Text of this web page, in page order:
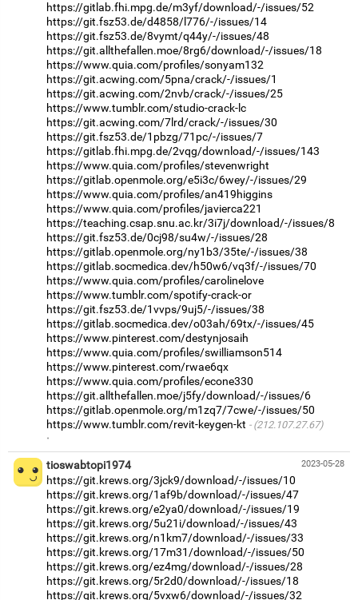
https://gitlab.fhi.mpg.de/m3yf/download/-/issues/52
https://git.fsz53.de/d4858/l776/-/issues/14
https://git.fsz53.de/8vymt/q44y/-/issues/48
https://git.allthefallen.moe/8rg6/download/-/issues/18
https://www.quia.com/profiles/sonyam132
https://git.acwing.com/5pna/crack/-/issues/1
https://git.acwing.com/2nvb/crack/-/issues/25
https://www.tumblr.com/studio-crack-lc
https://git.acwing.com/7lrd/crack/-/issues/30
https://git.fsz53.de/1pbzg/71pc/-/issues/7
https://gitlab.fhi.mpg.de/2vqg/download/-/issues/143
https://www.quia.com/profiles/stevenwright
https://gitlab.openmole.org/e5i3c/6wey/-/issues/29
https://www.quia.com/profiles/an419higgins
https://www.quia.com/profiles/javierca221
https://teaching.csap.snu.ac.kr/3i7j/download/-/issues/8
https://git.fsz53.de/0cj98/su4w/-/issues/28
https://gitlab.openmole.org/ny1b3/35te/-/issues/38
https://gitlab.socmedica.dev/h50w6/vq3f/-/issues/70
https://www.quia.com/profiles/carolinelove
https://www.tumblr.com/spotify-crack-or
https://git.fsz53.de/1vvps/9uj5/-/issues/38
https://gitlab.socmedica.dev/o03ah/69tx/-/issues/45
https://www.pinterest.com/destynjosaih
https://www.quia.com/profiles/swilliamson514
https://www.pinterest.com/rwae6qx
https://www.quia.com/profiles/econe330
https://git.allthefallen.moe/j5fy/download/-/issues/6
https://gitlab.openmole.org/m1zq7/7cwe/-/issues/50
https://www.tumblr.com/revit-keygen-kt
(212.107.27.67)
·
2023-05-28
tioswabtopi1974
https://git.krews.org/3jck9/download/-/issues/10
https://git.krews.org/1af9b/download/-/issues/47
https://git.krews.org/e2ya0/download/-/issues/19
https://git.krews.org/5u21i/download/-/issues/43
https://git.krews.org/n1km7/download/-/issues/33
https://git.krews.org/17m31/download/-/issues/50
https://git.krews.org/ez4mg/download/-/issues/28
https://git.krews.org/5r2d0/download/-/issues/18
https://git.krews.org/5vxw6/download/-/issues/32